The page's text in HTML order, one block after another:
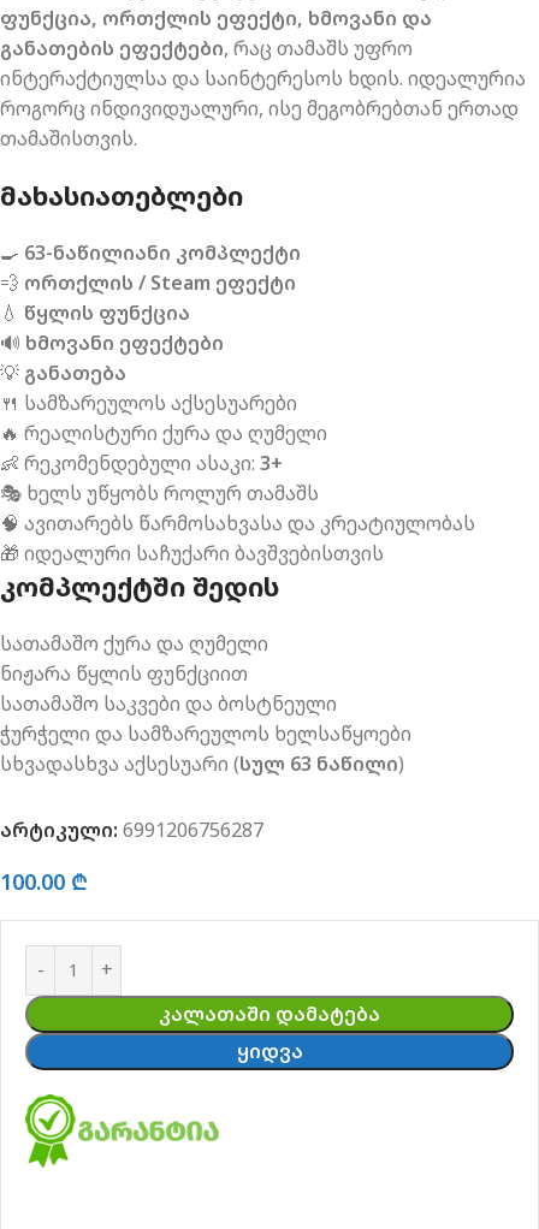
ფუნქცია, ორთქლის ეფექტი, ხმოვანი და
განათების ეფექტები, რაც თამაშს უფრო
ინტერაქტიულსა და საინტერესოს ხდის. იდეალურია
როგორც ინდივიდუალური, ისე მეგობრებთან ერთად
თამაშისთვის.
ᲛᲐᲮᲐᲡᲘᲐᲗᲔᲑᲚᲔᲑᲘ
🍳 63-ნაწილიანი კომპლექტი
💨 ორთქლის / Steam ეფექტი
💧 წყლის ფუნქცია
🔊 ხმოვანი ეფექტები
💡 განათება
🍴 სამზარეულოს აქსესუარები
🔥 რეალისტური ქურა და ღუმელი
👶 რეკომენდებული ასაკი: 3+
🎭 ხელს უწყობს როლურ თამაშს
🧠 ავითარებს წარმოსახვასა და კრეატიულობას
🎁 იდეალური საჩუქარი ბავშვებისთვის
ᲙᲝᲛᲞᲚᲔᲥᲢᲨᲘ ᲨᲔᲓᲘᲡ
სათამაშო ქურა და ღუმელი
ნიჟარა წყლის ფუნქციით
სათამაშო საკვები და ბოსტნეული
ჭურჭელი და სამზარეულოს ხელსაწყოები
სხვადასხვა აქსესუარი (სულ 63 ნაწილი)
არტიკული: 6991206756287
100.00 ₾
ᲙᲐᲚᲐᲗᲐᲨᲘ ᲓᲐᲛᲐᲢᲔᲑᲐ
ᲧᲘᲓᲕᲐ